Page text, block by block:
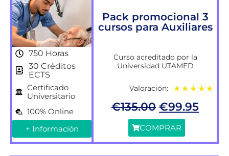
750 Horas
30 Créditos
ECTS
Certificado
Universitario
100% Online
+ Información
Pack promocional 3
cursos para Auxiliares
Curso acreditado por la
Universidad UTAMED
Valoración: ★ ★ ★ ★ ★
€135.00 €99.95
COMPRAR